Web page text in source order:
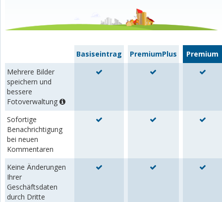
Basiseintrag PremiumPlus
Premium
Mehrere Bilder
speichern und
bessere
Fotoverwaltung
Sofortige
Benachrichtigung
bei neuen
Kommentaren
Keine Änderungen
Ihrer
Geschäftsdaten
durch Dritte